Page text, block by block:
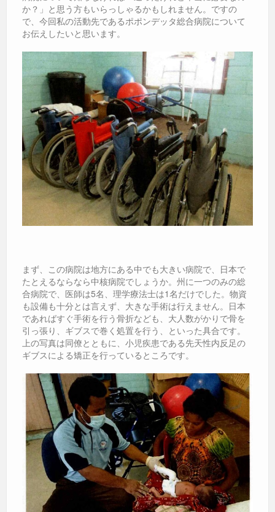
か？」と思う方もいらっしゃるかもしれません。ですの
で、今回私の活動先であるポポンデッタ総合病院について
お伝えしたいと思います。
まず、この病院は地方にある中でも大きい病院で、日本で
たとえるならなら中核病院でしょうか。州に一つのみの総
合病院で、医師は5名、理学療法士は1名だけでした。物資
も設備も十分とは言えず、大きな手術は行えません。日本
であればすぐ手術を行う骨折なども、大人数がかりで骨を
引っ張り、ギブスで巻く処置を行う、といった具合です。
上の写真は同僚とともに、小児疾患である先天性内反足の
ギブスによる矯正を行っているところです。